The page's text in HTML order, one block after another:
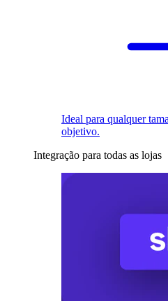
Ideal para qualquer
objetivo.
Integração para todas as lojas